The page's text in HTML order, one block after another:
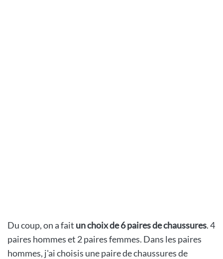
Du coup, on a fait un choix de 6 paires de chaussures. 4
paires hommes et 2 paires femmes. Dans les paires
hommes, j'ai choisis une paire de chaussures de